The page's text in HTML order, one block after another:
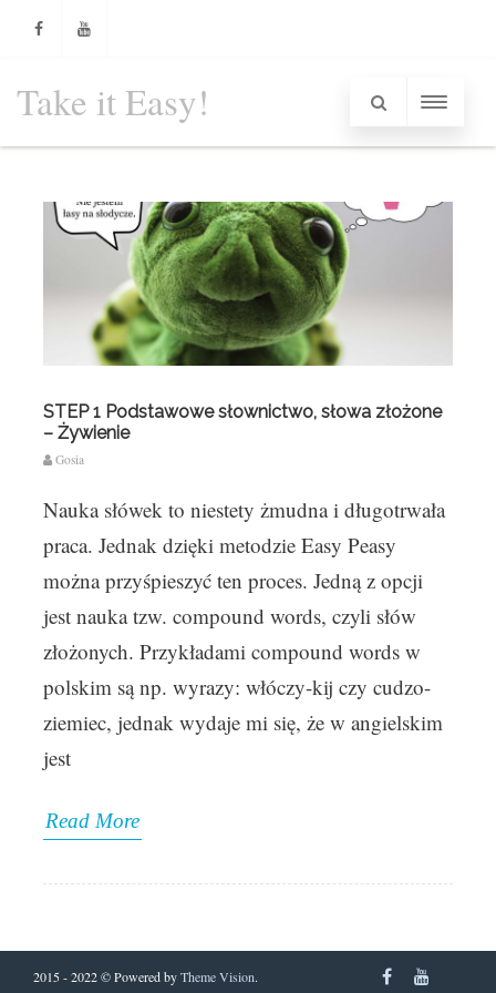
FacebookYoutube
Take it Easy!
STEP 1 Podstawowe słownictwo, słowa złożone
– Żywienie
Gosia
Nauka słówek to niestety żmudna i długotrwała
praca. Jednak dzięki metodzie Easy Peasy
można przyśpieszyć ten proces. Jedną z opcji
jest nauka tzw. compound words, czyli słów
złożonych. Przykładami compound words w
polskim są np. wyrazy: włóczy-kij czy cudzo-
ziemiec, jednak wydaje mi się, że w angielskim
jest
Read More
2015 - 2022 © Powered byTheme Vision.